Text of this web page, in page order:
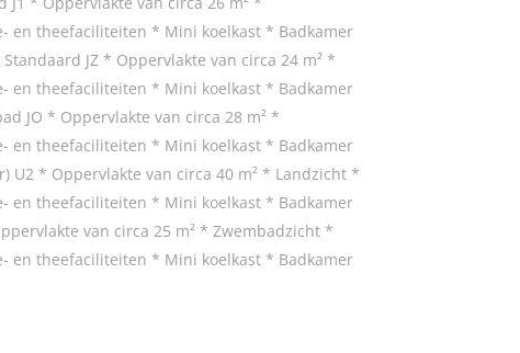
en theefaciliteiten * Mini koelkast * Badkamer
JZ * Oppervlakte van circa 24 m² *
en theefaciliteiten * Mini koelkast * Badkamer
JO * Oppervlakte van circa 28 m² *
en theefaciliteiten * Mini koelkast * Badkamer
* Oppervlakte van circa 40 m² * Landzicht *
en theefaciliteiten * Mini koelkast * Badkamer
van circa 25 m² * Zwembadzicht *
en theefaciliteiten * Mini koelkast * Badkamer